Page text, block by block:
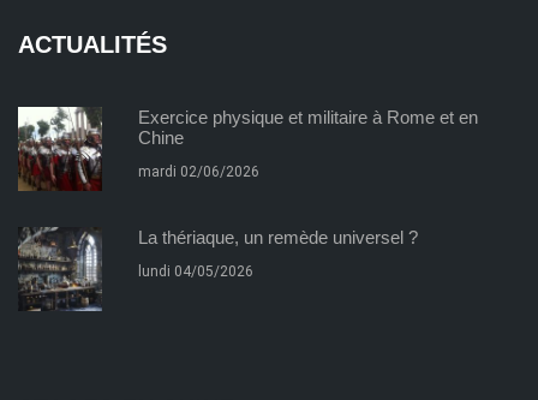
ACTUALITÉS
Exercice physique et militaire à Rome et en
Chine
mardi 02/06/2026
La thériaque, un remède universel ?
lundi 04/05/2026